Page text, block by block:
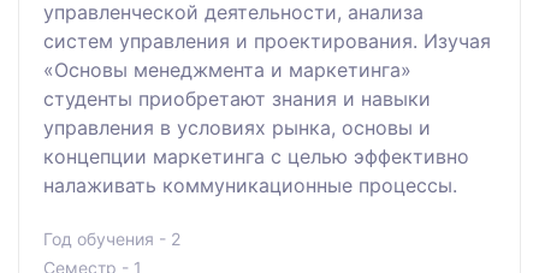
управленческой деятельности, анализа
систем управления и проектирования. Изучая
«Основы менеджмента и маркетинга»
студенты приобретают знания и навыки
управления в условиях рынка, основы и
концепции маркетинга с целью эффективно
налаживать коммуникационные процессы.
Год обучения - 2
Семестр - 1